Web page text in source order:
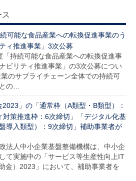
可能な食品産業への転換促進事業のう
ィ推進事業」3次公募
「持続可能な食品産業への転換促進事
ビリティ推進事業」の3次公募につい
のサプライチェーン全体での持続可
の…
2023」の「通常枠（A類型・B類型）：
策推進枠：6次締切」「デジタル化基
導入類型）：9次締切」補助事業者が
法人中小企業基盤整備機構は、中小企
て実施中の「サービス等生産性向上IT
金）2023」において、補助事業者を